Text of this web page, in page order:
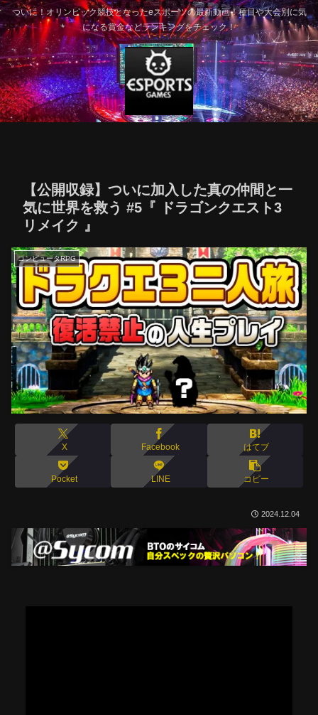
ついに！オリンピック競技となったeスポーツの最新動画！種目や大会別に気
になる賞金などランキングをチェック！
【公開収録】ついに加入した真の仲間と一
気に世界を救う #5『 ドラゴンクエスト3
リメイク 』
コンピュータRPG
X Facebook はてブ
Pocket LINE コピー
2024.12.04